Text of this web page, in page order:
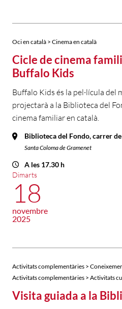
Oci en català > Cinema en català
Cicle de cinema
Buffalo Kids
Buffalo Kids és la pel·lícula del
projectarà a la Biblioteca del
cinema familiar en català.
Biblioteca del Fondo, carrer
Santa Coloma de Gramenet
A les 17.30 h
Dimarts
18
novembre
2025
Activitats complementàries >
Activitats complementàries > Activitats
Visita guiada a la